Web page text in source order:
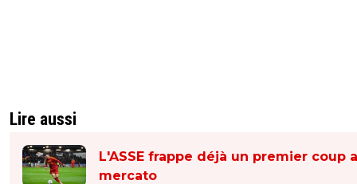
Lire aussi
L'ASSE frappe déjà un premier coup
mercato